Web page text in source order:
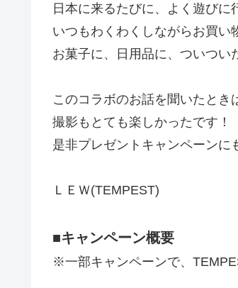
日本に来るたびに、よく遊びに
いつもわくわくしながらお買い
お菓子に、日用品に、ついつい
このコラボのお話を聞いたとき
撮影もとても楽しかったです！
是非プレゼントキャンペーンに
ＬＥＷ(TEMPEST)
■キャンペーン概要
※一部キャンペーンで、